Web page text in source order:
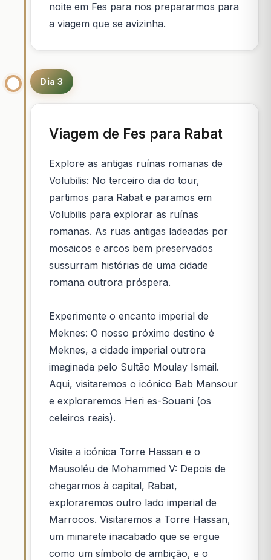
noite em Fes para nos prepararmos para
a viagem que se avizinha.
Dia 3
Viagem de Fes para Rabat
Explore as antigas ruínas romanas de
Volubilis: No terceiro dia do tour,
partimos para Rabat e paramos em
Volubilis para explorar as ruínas
romanas. As ruas antigas ladeadas por
mosaicos e arcos bem preservados
sussurram histórias de uma cidade
romana outrora próspera.
Experimente o encanto imperial de
Meknes: O nosso próximo destino é
Meknes, a cidade imperial outrora
imaginada pelo Sultão Moulay Ismail.
Aqui, visitaremos o icónico Bab Mansour
e exploraremos Heri es-Souani (os
celeiros reais).
Visite a icónica Torre Hassan e o
Mausoléu de Mohammed V: Depois de
chegarmos à capital, Rabat,
exploraremos outro lado imperial de
Marrocos. Visitaremos a Torre Hassan,
um minarete inacabado que se ergue
como um símbolo de ambição, e o